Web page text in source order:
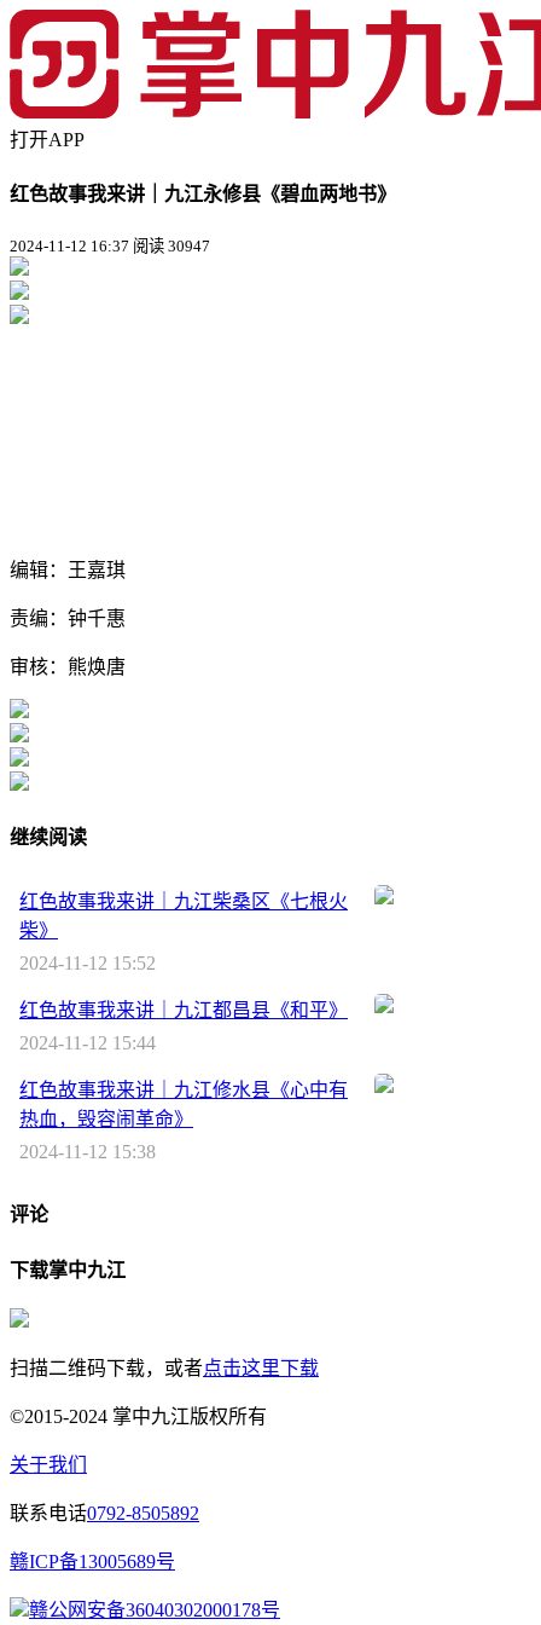
打开APP
红色故事我来讲｜九江永修县《碧血两地书》
2024-11-12 16:37 阅读 30947
编辑：王嘉琪
责编：钟千惠
审核：熊焕唐
继续阅读
红色故事我来讲｜九江柴桑区《七根火
柴》
2024-11-12 15:52
红色故事我来讲｜九江都昌县《和平》
2024-11-12 15:44
红色故事我来讲｜九江修水县《心中有
热血，毁容闹革命》
2024-11-12 15:38
评论
下载掌中九江
扫描二维码下载，或者点击这里下载
©2015-2024 掌中九江版权所有
关于我们
联系电话0792-8505892
赣ICP备13005689号
赣公网安备36040302000178号